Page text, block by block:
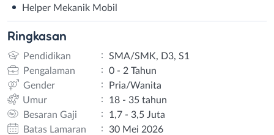
Helper Mekanik Mobil
Ringkasan
Pendidikan :
SMA/SMK, D3, S1
Pengalaman
:
0 - 2 Tahun
Gender
:
Pria/Wanita
Umur
:
18 - 35 tahun
Besaran Gaji
:
1,7 - 3,5 Juta
Batas Lamaran
:
30 Mei 2026